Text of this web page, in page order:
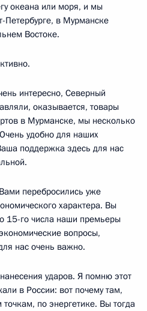
океана или моря, и мы
в Мурманске
Востоке.
интересно, Северный
оказывается, товары
в Мурманске, мы несколько
удобно для наших
поддержка здесь для нас
перебросились уже
характера. Вы
15-го числа наши премьеры
вопросы,
нас очень важно.
ударов. Я помню этот
в России: вот почему там,
по энергетике. Вы тогда